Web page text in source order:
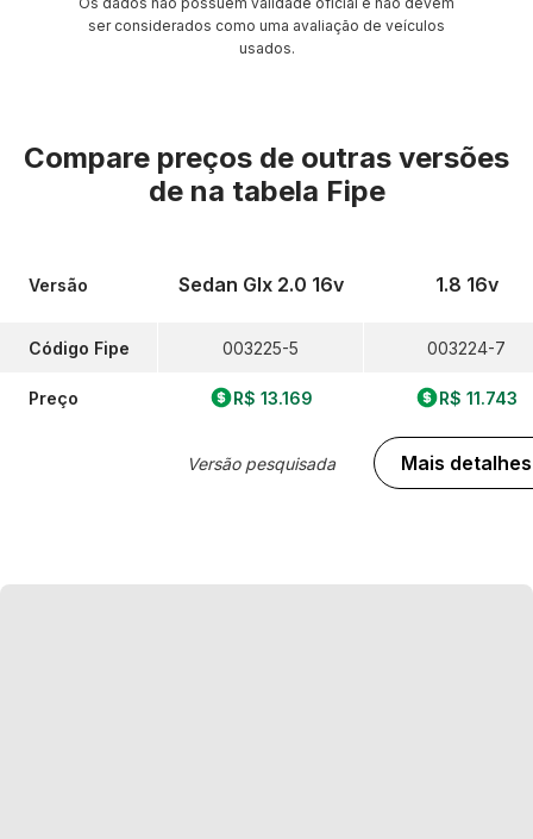
ser considerados como uma avaliação de veículos
usados.
Compare preços de outras versões
de na tabela Fipe
Versão
Código Fipe
Preço
Sedan Glx 2.0 16v
003225-5
R$ 13.169
Versão pesquisada
1.8 16v
003224-7
R$ 11.743
Mais detalhes